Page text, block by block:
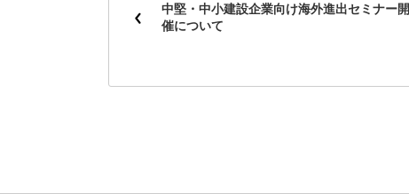
中堅・中小建設企業向け海外進出セミナー開
催について